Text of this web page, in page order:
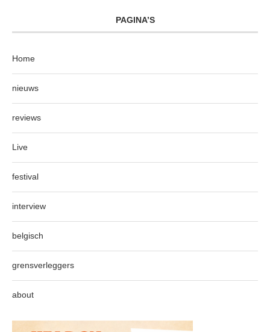
PAGINA’S
Home
nieuws
reviews
Live
festival
interview
belgisch
grensverleggers
about